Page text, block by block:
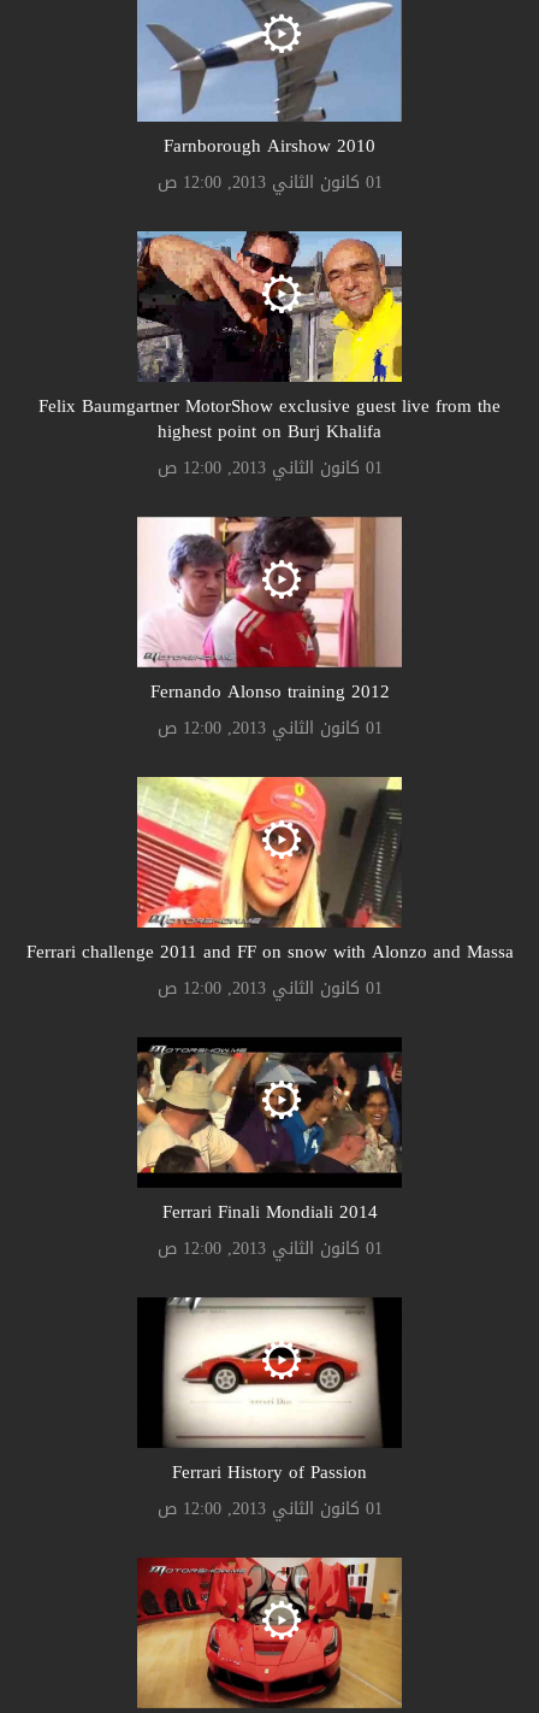
Farnborough Airshow 2010
01 كانون الثاني 2013, 12:00 ص
Felix Baumgartner MotorShow exclusive guest live from the
highest point on Burj Khalifa
01 كانون الثاني 2013, 12:00 ص
Fernando Alonso training 2012
01 كانون الثاني 2013, 12:00 ص
Ferrari challenge 2011 and FF on snow with Alonzo and Massa
01 كانون الثاني 2013, 12:00 ص
Ferrari Finali Mondiali 2014
01 كانون الثاني 2013, 12:00 ص
Ferrari History of Passion
01 كانون الثاني 2013, 12:00 ص